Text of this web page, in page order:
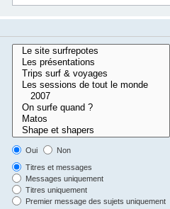
Oui
Non
Titres et messages
Messages uniquement
Titres uniquement
Premier message des sujets uniquement